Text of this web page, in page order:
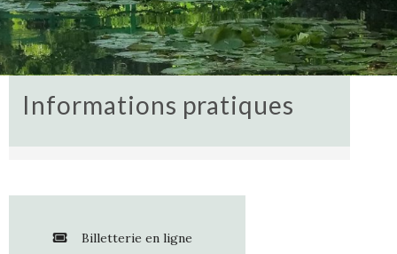
Informations pratiques
Billetterie en ligne